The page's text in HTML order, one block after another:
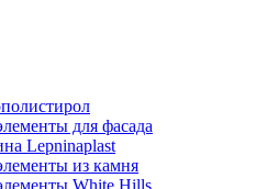
для фасада
Lepninaplast
из камня
White Hills